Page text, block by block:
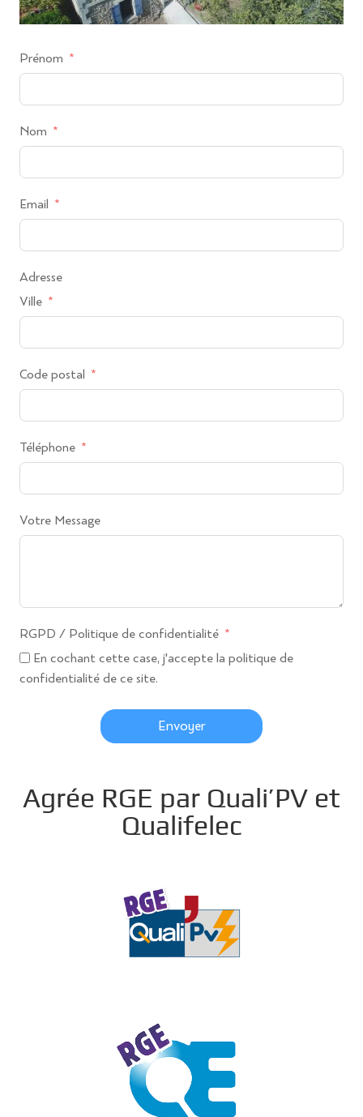
Prénom
Nom
Email
Adresse
Ville
Code postal
Téléphone
Votre Message
RGPD / Politique de confidentialité
En cochant cette case, j'accepte la politique de
confidentialité de ce site.
Envoyer
Agrée RGE par Quali’PV et
Qualifelec